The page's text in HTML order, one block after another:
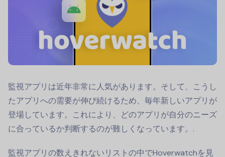
監視アプリは近年非常に人気があります。そして、こうし
たアプリへの需要が伸び続けるため、毎年新しいアプリが
登場しています。これにより、どのアプリが自分のニーズ
に合っているか判断するのが難しくなっています。.
監視アプリの数えきれないリストの中でHoverwatchを見